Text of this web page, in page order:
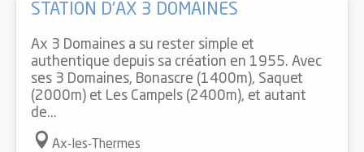
STATION D'AX 3 DOMAINES
Ax 3 Domaines a su rester simple et
authentique depuis sa création en 1955. Avec
ses 3 Domaines, Bonascre (1400m), Saquet
(2000m) et Les Campels (2400m), et autant
de...
Ax-les-Thermes